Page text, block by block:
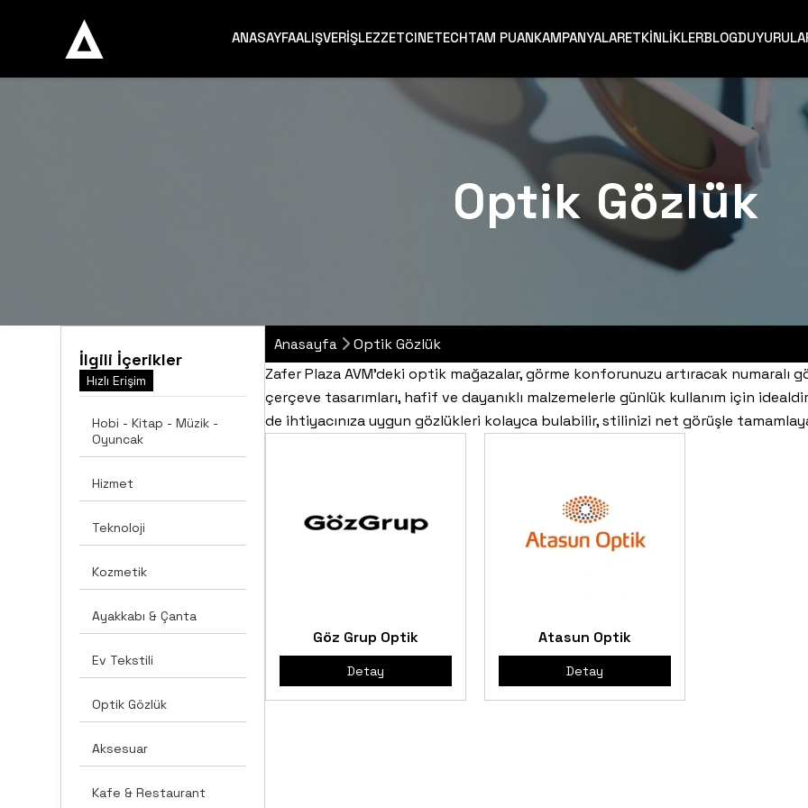
ANASAYFAALIŞVERİŞLEZZETCINETECHTAM PUANKAMPANYALARETKİNLİKLERBLOG
Optik Gözlük
İlgili İçerikler
Hızlı Erişim
Hobi - Kitap - Müzik -
Oyuncak
Hizmet
Teknoloji
Kozmetik
Ayakkabı & Çanta
Ev Tekstili
Optik Gözlük
Aksesuar
Kafe & Restaurant
Anasayfa
Optik Gözlük
Zafer Plaza AVM’deki optik mağazalar, görme konforunuzu artıracak numaralı
çerçeve tasarımları, hafif ve dayanıklı malzemelerle günlük kullanım için
de ihtiyacınıza uygun gözlükleri kolayca bulabilir, stilinizi net görüşle
Göz Grup Optik
Detay
Atasun Optik
Detay